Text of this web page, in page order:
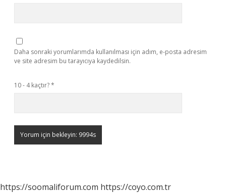
Daha sonraki yorumlarımda kullanılması için adım, e-posta adresim
ve site adresim bu tarayıcıya kaydedilsin.
10 - 4 kaçtır?*
https://soomaliforum.com https://coyo.com.tr